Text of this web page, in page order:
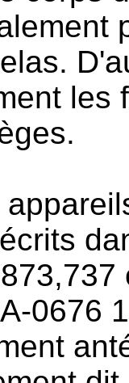
les
0676